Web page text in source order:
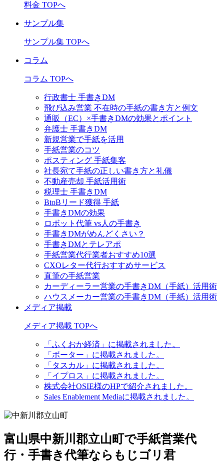
料金 TOPへ
サンプル集
サンプル集 TOPへ
コラム
コラム TOPへ
行政書士 手書きDM
飛び込み営業 不在時の手紙の書き方と例文
通販（EC）×手書きDMの効果とポイント
弁護士 手書きDM
新規営業で手紙を活用
手紙営業のコツ
ポスティング 手紙集客
社長宛て手紙の正しい書き方と礼儀
不動産売却 手紙活用術
税理士 手書きDM
BtoBリード獲得 手紙
手書きDMの効果
ロボット代筆 vs人の手書き
手書きDMがめんどくさい？
手書きDMとテレアポ
手紙営業代行業者おすすめ10選
CXOレター代行おすすめサービス
直筆の手紙営業
カーディーラー営業の手書きDM（手紙）活用術
ハウスメーカー営業の手書きDM（手紙）活用術
メディア掲載
メディア掲載 TOPへ
「ふくおか経済」に掲載されました。
「ボーター」に掲載されました。
「タスカル」に掲載されました。
「イプロス」に掲載されました。
株式会社OSIE様のHPで紹介されました。
Sales Enablement Mediaに掲載されました。
富山県中新川郡立山町で手紙営業代
行・手書き代筆ならもじゴリ君